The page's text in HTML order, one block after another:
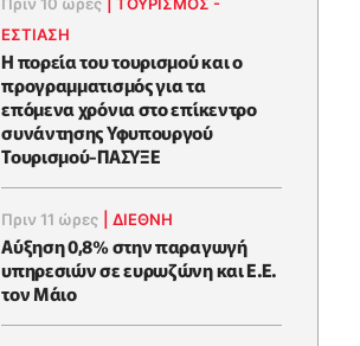
Πριν 10 ώρες |ΤΟΥΡΙΣΜΟΣ -
ΕΣΤΙΑΣΗ
Η πορεία του τουρισμού και ο
προγραμματισμός για τα
επόμενα χρόνια στο επίκεντρο
συνάντησης Υφυπουργού
Τουρισμού-ΠΑΣΥΞΕ
Πριν 11 ώρες |ΔΙΕΘΝΗ
Αύξηση 0,8% στην παραγωγή
υπηρεσιών σε ευρωζώνη και Ε.Ε.
τον Μάιο